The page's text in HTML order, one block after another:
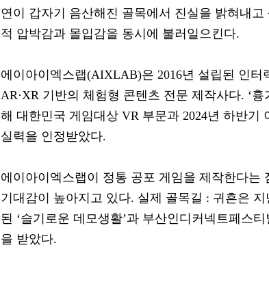
연이 갑자기 음산해진 골목에서 진실을 밝혀내고
적 압박감과 몰입감을 동시에 불러일으킨다.
에이아이엑스랩(AIXLAB)은 2016년 설립된 인터
AR·XR 기반의 체험형 콘텐츠 전문 제작사다. ‘흉
해 대한민국 게임대상 VR 부문과 2024년 하반기
실력을 인정받았다.
에이아이엑스랩이 정통 공포 게임을 제작한다는
기대감이 높아지고 있다. 실제 골목길 : 귀흔은
된 ‘슬기로운 데모생활’과 부산인디커넥트페스
을 받았다.